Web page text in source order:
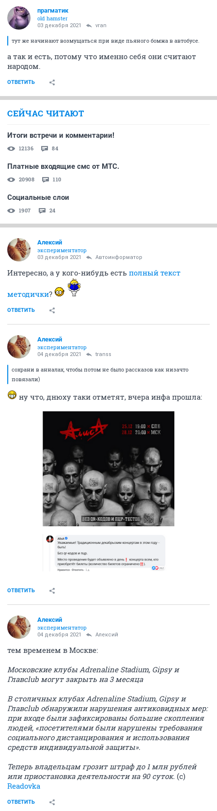
прагматик
old hamster
03 декабря 2021 vran
тут же начинают возмущаться при виде пьяного бомжа в автобусе.
а так и есть, потому что именно себя они считают
народом.
ОТВЕТИТЬ
СЕЙЧАС ЧИТАЮТ
Итоги встречи и комментарии!
12136 84
Платные входящие смс от МТС.
20908 110
Социальные слои
1907 24
Алексий
экспериментатор
03 декабря 2021 Автоинформатор
Интересно, а у кого-нибудь есть полный текст
методички?
ОТВЕТИТЬ
Алексий
экспериментатор
04 декабря 2021 transs
сохрани в анналах, чтобы потом не было рассказов как низачто
повязали)
ну что, днюху таки отметят, вчера инфа прошла:
ОТВЕТИТЬ
Алексий
экспериментатор
04 декабря 2021 Алексий
тем временем в Москве:
Московские клубы Adrenaline Stadium, Gipsy и
Главclub могут закрыть на 3 месяца
В столичных клубах Adrenaline Stadium, Gipsy и
Главclub обнаружили нарушения антиковидных мер:
при входе были зафиксированы большие скопления
людей, «посетителями были нарушены требования
социального дистанцирования и использования
средств индивидуальной защиты».
Теперь владельцам грозит штраф до 1 млн рублей
или приостановка деятельности на 90 суток. (с)
Readovka
ОТВЕТИТЬ